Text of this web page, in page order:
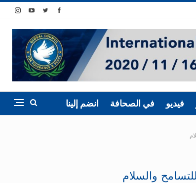
فيديو في الصحافة انضم إلينا
والسلام